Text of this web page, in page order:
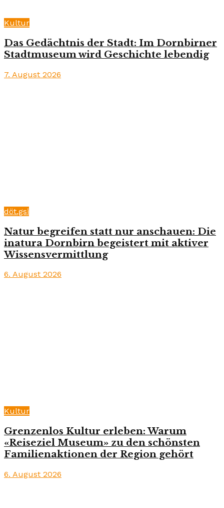
Kultur
Das Gedächtnis der Stadt: Im Dornbirner
Stadtmuseum wird Geschichte lebendig
7. August 2026
döt.gsi
Natur begreifen statt nur anschauen: Die
inatura Dornbirn begeistert mit aktiver
Wissensvermittlung
6. August 2026
Kultur
Grenzenlos Kultur erleben: Warum
«Reiseziel Museum» zu den schönsten
Familienaktionen der Region gehört
6. August 2026